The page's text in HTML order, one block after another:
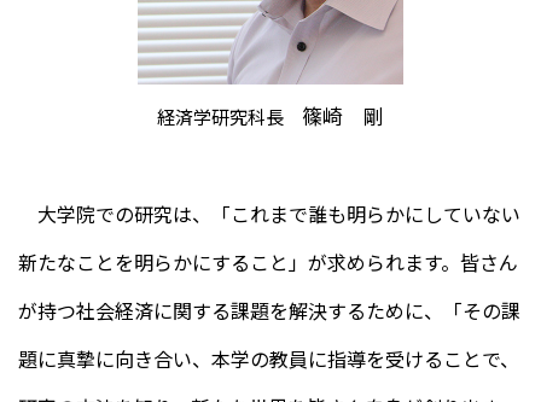
経済学研究科長 篠崎 剛
大学院での研究は、「これまで誰も明らかにしていない
新たなことを明らかにすること」が求められます。皆さん
が持つ社会経済に関する課題を解決するために、「その課
題に真摯に向き合い、本学の教員に指導を受けることで、